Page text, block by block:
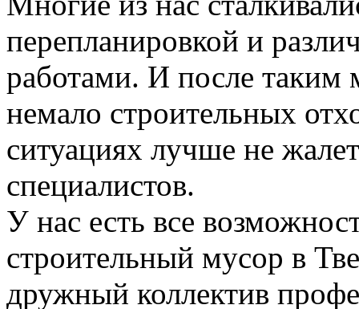
перепланировкой и
работами. И после таким
немало строительных
ситуациях лучше не
специалистов.
У нас есть все
строительный мусор в
дружный коллектив